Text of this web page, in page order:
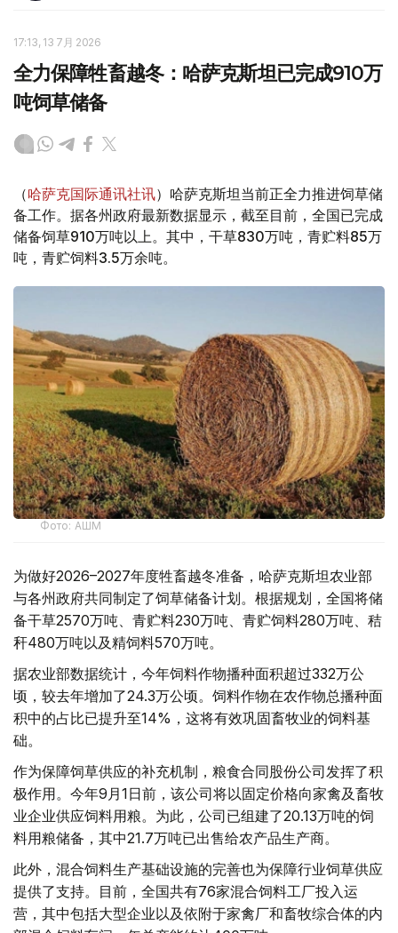
17:13, 13 7月 2026
全力保障牲畜越冬：哈萨克斯坦已完成910万
吨饲草储备
（哈萨克国际通讯社讯）哈萨克斯坦当前正全力推进饲草储
备工作。据各州政府最新数据显示，截至目前，全国已完成
储备饲草910万吨以上。其中，干草830万吨，青贮料85万
吨，青贮饲料3.5万余吨。
Фото: АШМ
为做好2026–2027年度牲畜越冬准备，哈萨克斯坦农业部
与各州政府共同制定了饲草储备计划。根据规划，全国将储
备干草2570万吨、青贮料230万吨、青贮饲料280万吨、秸
秆480万吨以及精饲料570万吨。
据农业部数据统计，今年饲料作物播种面积超过332万公
顷，较去年增加了24.3万公顷。饲料作物在农作物总播种面
积中的占比已提升至14%，这将有效巩固畜牧业的饲料基
础。
作为保障饲草供应的补充机制，粮食合同股份公司发挥了积
极作用。今年9月1日前，该公司将以固定价格向家禽及畜牧
业企业供应饲料用粮。为此，公司已组建了20.13万吨的饲
料用粮储备，其中21.7万吨已出售给农产品生产商。
此外，混合饲料生产基础设施的完善也为保障行业饲草供应
提供了支持。目前，全国共有76家混合饲料工厂投入运
营，其中包括大型企业以及依附于家禽厂和畜牧综合体的内